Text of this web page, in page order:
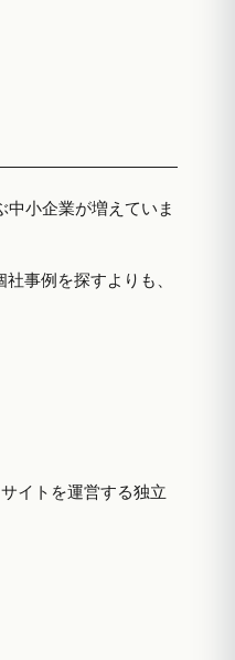
小企業が増えていま
事例を探すよりも、
イトを運営する独立